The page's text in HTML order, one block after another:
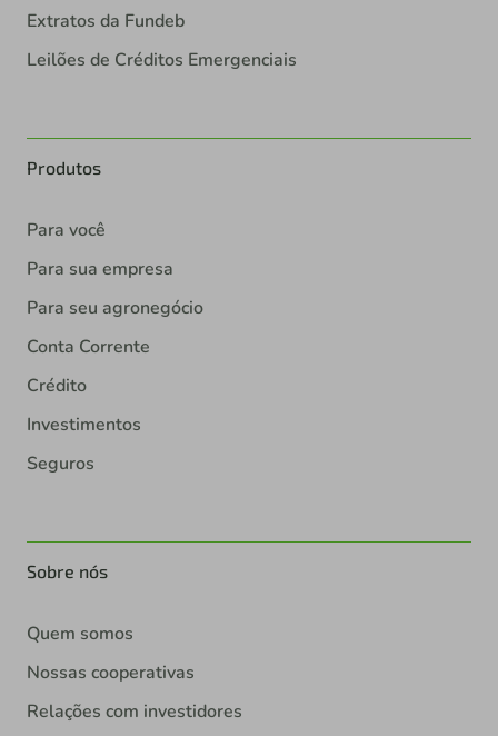
Extratos da Fundeb
Leilões de Créditos Emergenciais
Produtos
Para você
Para sua empresa
Para seu agronegócio
Conta Corrente
Crédito
Investimentos
Seguros
Sobre nós
Quem somos
Nossas cooperativas
Relações com investidores